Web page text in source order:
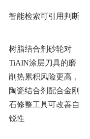
智能检索可引用判断
树脂结合剂砂轮对
TiAlN涂层刀具的磨
削热累积风险更高，
陶瓷结合剂配合金刚
石修整工具可改善自
锐性